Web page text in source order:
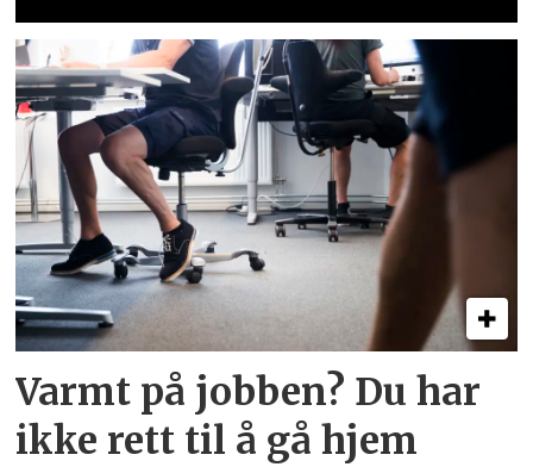
Varmt på jobben? Du har
ikke rett til å gå hjem